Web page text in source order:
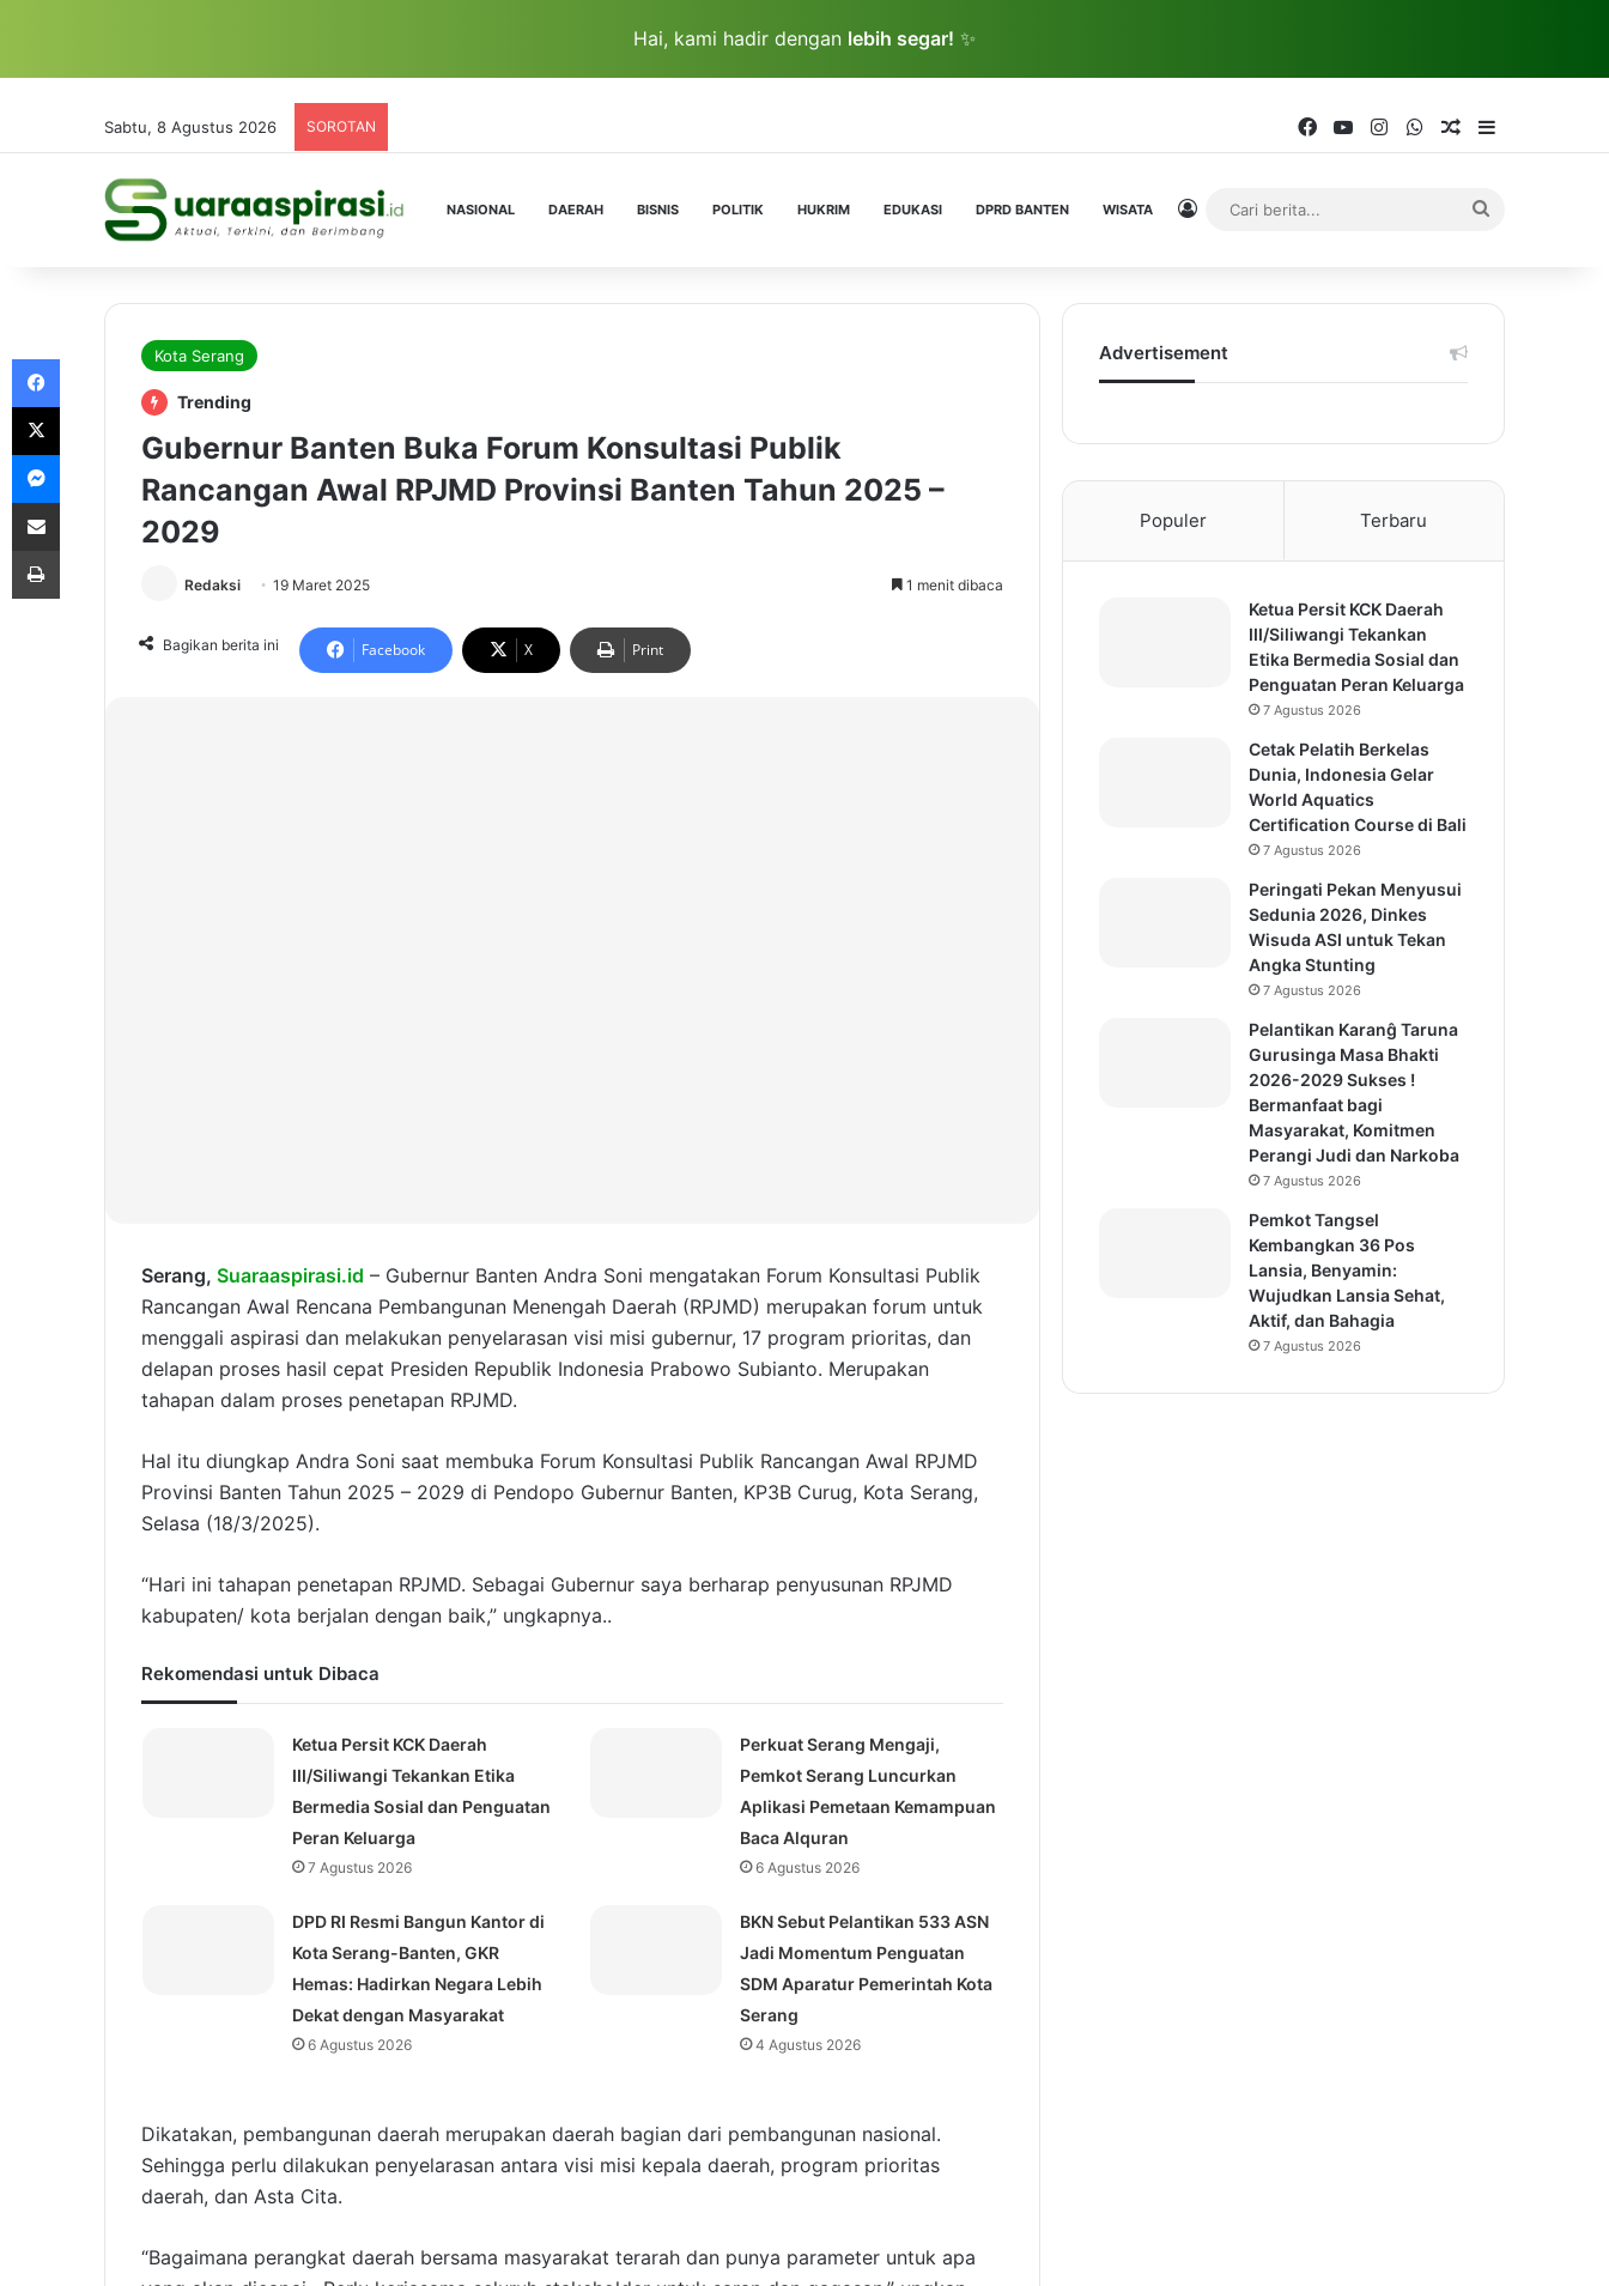
Hai, kami hadir dengan lebih segar! ✨
Sabtu, 8 Agustus 2026 SOROTAN FacebookYouTubeInstagramWhatsAppRandom Article
NASIONAL DAERAH BISNIS POLITIK HUKRIM EDUKASI DPRD BANTEN WISATA Log In
Kota Serang
Trending
Gubernur Banten Buka Forum Konsultasi Publik
Rancangan Awal RPJMD Provinsi Banten Tahun 2025 –
2029
Redaksi 19 Maret 2025 1 menit dibaca
Bagikan berita ini Facebook X Print
Serang, Suaraaspirasi.id – Gubernur Banten Andra Soni mengatakan Forum Konsultasi Publik
Rancangan Awal Rencana Pembangunan Menengah Daerah (RPJMD) merupakan forum untuk
menggali aspirasi dan melakukan penyelarasan visi misi gubernur, 17 program prioritas, dan
delapan proses hasil cepat Presiden Republik Indonesia Prabowo Subianto. Merupakan
tahapan dalam proses penetapan RPJMD.
Hal itu diungkap Andra Soni saat membuka Forum Konsultasi Publik Rancangan Awal RPJMD
Provinsi Banten Tahun 2025 – 2029 di Pendopo Gubernur Banten, KP3B Curug, Kota Serang,
Selasa (18/3/2025).
“Hari ini tahapan penetapan RPJMD. Sebagai Gubernur saya berharap penyusunan RPJMD
kabupaten/ kota berjalan dengan baik,” ungkapnya..
Rekomendasi untuk Dibaca
Ketua Persit KCK Daerah
III/Siliwangi Tekankan Etika
Bermedia Sosial dan Penguatan
Peran Keluarga
7 Agustus 2026
Perkuat Serang Mengaji,
Pemkot Serang Luncurkan
Aplikasi Pemetaan Kemampuan
Baca Alquran
6 Agustus 2026
DPD RI Resmi Bangun Kantor di
Kota Serang-Banten, GKR
Hemas: Hadirkan Negara Lebih
Dekat dengan Masyarakat
6 Agustus 2026
BKN Sebut Pelantikan 533 ASN
Jadi Momentum Penguatan
SDM Aparatur Pemerintah Kota
Serang
4 Agustus 2026
Dikatakan, pembangunan daerah merupakan daerah bagian dari pembangunan nasional.
Sehingga perlu dilakukan penyelarasan antara visi misi kepala daerah, program prioritas
daerah, dan Asta Cita.
“Bagaimana perangkat daerah bersama masyarakat terarah dan punya parameter untuk apa
Advertisement
Populer Terbaru
Ketua Persit KCK Daerah
III/Siliwangi Tekankan
Etika Bermedia Sosial dan
Penguatan Peran Keluarga
7 Agustus 2026
Cetak Pelatih Berkelas
Dunia, Indonesia Gelar
World Aquatics
Certification Course di Bali
7 Agustus 2026
Peringati Pekan Menyusui
Sedunia 2026, Dinkes
Wisuda ASI untuk Tekan
Angka Stunting
7 Agustus 2026
Pelantikan Karanĝ Taruna
Gurusinga Masa Bhakti
2026-2029 Sukses !
Bermanfaat bagi
Masyarakat, Komitmen
Perangi Judi dan Narkoba
7 Agustus 2026
Pemkot Tangsel
Kembangkan 36 Pos
Lansia, Benyamin:
Wujudkan Lansia Sehat,
Aktif, dan Bahagia
7 Agustus 2026
Messenger